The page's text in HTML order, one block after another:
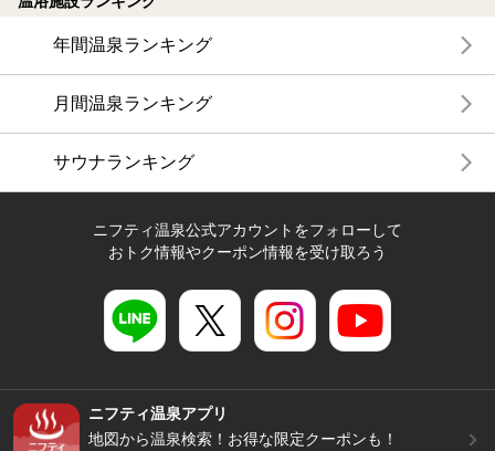
年間温泉ランキング
月間温泉ランキング
サウナランキング
ニフティ温泉公式アカウントをフォローして
おトク情報やクーポン情報を受け取ろう
ニフティ温泉アプリ
地図から温泉検索！お得な限定クーポンも！